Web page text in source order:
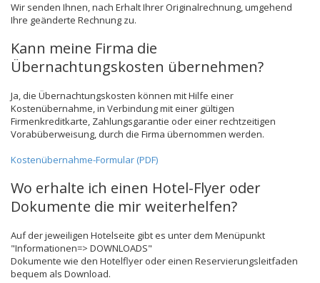
Wir senden Ihnen, nach Erhalt Ihrer Originalrechnung, umgehend
Ihre geänderte Rechnung zu.
Kann meine Firma die
Übernachtungskosten übernehmen?
Ja, die Übernachtungskosten können mit Hilfe einer
Kostenübernahme, in Verbindung mit einer gültigen
Firmenkreditkarte, Zahlungsgarantie oder einer rechtzeitigen
Vorabüberweisung, durch die Firma übernommen werden.
Kostenübernahme-Formular (PDF)
Wo erhalte ich einen Hotel-Flyer oder
Dokumente die mir weiterhelfen?
Auf der jeweiligen Hotelseite gibt es unter dem Menüpunkt
"Informationen=> DOWNLOADS"
Dokumente wie den Hotelflyer oder einen Reservierungsleitfaden
bequem als Download.